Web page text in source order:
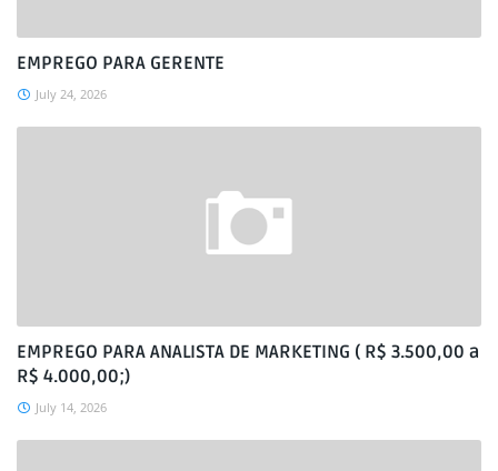
EMPREGO PARA GERENTE
July 24, 2026
EMPREGO PARA ANALISTA DE MARKETING ( R$ 3.500,00 a
R$ 4.000,00;)
July 14, 2026